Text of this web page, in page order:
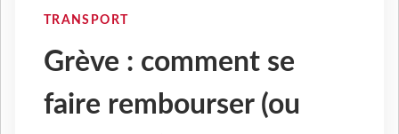
TRANSPORT
Grève : comment se
faire rembourser (ou